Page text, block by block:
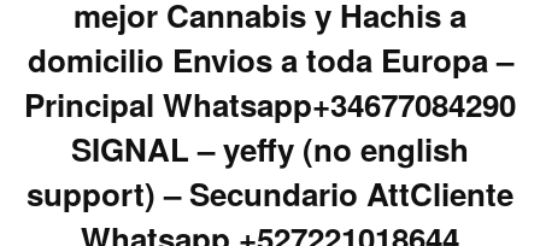
mejor Cannabis y Hachis a
domicilio Envios a toda Europa –
Principal Whatsapp+34677084290
SIGNAL – yeffy (no english
support) – Secundario AttCliente